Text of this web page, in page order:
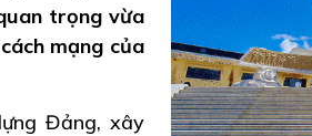
trọng vừa
mạng của
Đảng, xây